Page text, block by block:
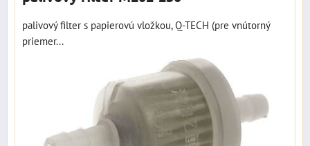
palivový filter s papierovú vložkou, Q-TECH (pre vnútorný
priemer...